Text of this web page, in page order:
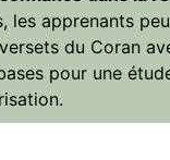
les apprenants
du Coran
pour une